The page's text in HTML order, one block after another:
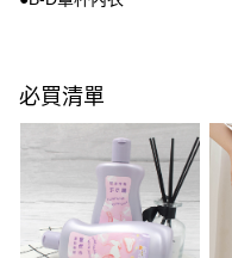
【關於「AFTEE先享後付」】
２．便利：只要手機號碼，簡訊
３．安心：先確認商品／服務
【「AFTEE先享後付」結帳流程
１．於結帳方式選擇「AFTEE
結帳頁面，進行簡訊認證並確認
２．訂單成立數日內，您將收
３．收到繳費通知簡訊後14天
運送方式
全家取付
每筆NT$100，滿NT$1,500(
付款後全家取貨
每筆NT$100，滿NT$1,500(
必買清單